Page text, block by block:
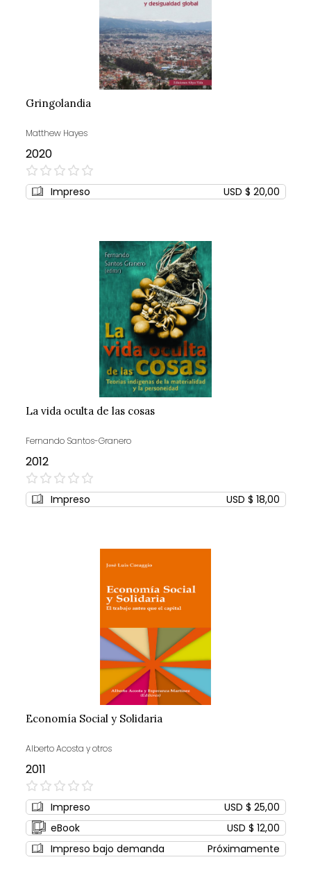
Gringolandia
Matthew Hayes
2020
0%
Impreso USD $ 20,00
La vida oculta de las cosas
Fernando Santos-Granero
2012
0%
Impreso USD $ 18,00
Economía Social y Solidaria
Alberto Acosta y otros
2011
0%
Impreso
USD $ 25,00
eBook
USD $ 12,00
Impreso bajo demanda
Próximamente